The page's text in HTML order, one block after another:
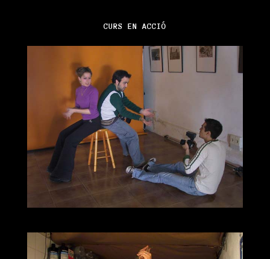
CURS EN ACCIÓ